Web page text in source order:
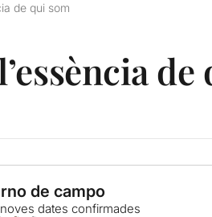
de qui som
de campo
dates confirmades